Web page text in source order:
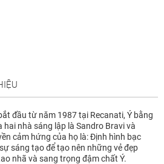
đầu từ năm 1987 tại Recanati, Ý bằng
hai nhà sáng lập là Sandro Bravi và
cảm hứng của họ là: Định hình bạc
sáng tạo để tạo nên những vẻ đẹp
nhã và sang trọng đậm chất Ý.